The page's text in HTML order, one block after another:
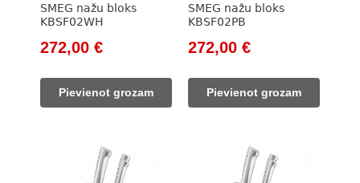
SMEG nažu bloks
KBSF02WH
Original
was:
320,00 €.
272,00 €Current
Pievienot grozam
SMEG nažu bloks
KBSF02PB
Original
was:
320,00 €.
272,00 €Current
Pievienot grozam